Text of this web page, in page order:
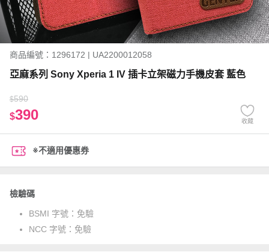
商品編號：1296172 | UA2200012058
亞麻系列 Sony Xperia 1 IV 插卡立架磁力手機皮套 藍色
$590
$390 收藏
※不適用優惠券
檢驗碼
BSMI 字號： 免驗
NCC 字號： 免驗